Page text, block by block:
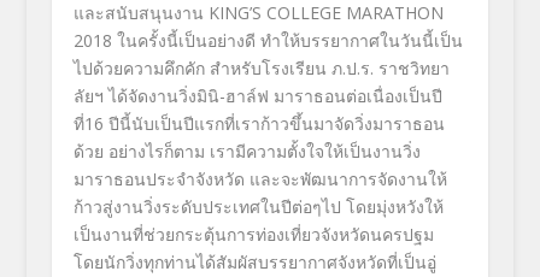
และสนับสนุนงาน KING’S COLLEGE MARATHON
2018 ในครั้งนี้เป็นอย่างดี ทำให้บรรยากาศในวันนี้เป็น
ไปด้วยความคึกคัก สำหรับโรงเรียน ภ.ป.ร. ราชวิทยา
ลัยฯ ได้จัดงานวิ่งมินิ-ฮาล์ฟ มาราธอนต่อเนื่องเป็นปี
ที่16 ปีนี้นับเป็นปีแรกที่เราก้าวขึ้นมาจัดวิ่งมาราธอน
ด้วย อย่างไรก็ตาม เรามีความตั้งใจให้เป็นงานวิ่ง
มาราธอนประจำจังหวัด และจะพัฒนาการจัดงานให้
ก้าวสู่งานวิ่งระดับประเทศในปีต่อๆไป โดยมุ่งหวังให้
เป็นงานที่ช่วยกระตุ้นการท่องเที่ยวจังหวัดนครปฐม
โดยนักวิ่งทุกท่านได้สัมผัสบรรยากาศจังหวัดที่เป็นอู่